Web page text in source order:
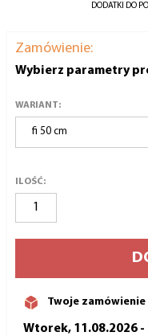
DODATKI DO
Zamówienie:
Wybierz parametry
WARIANT:
fi 50 cm
ILOŚĆ:
Twoje zamówienie
Wtorek, 11.08.2026 -